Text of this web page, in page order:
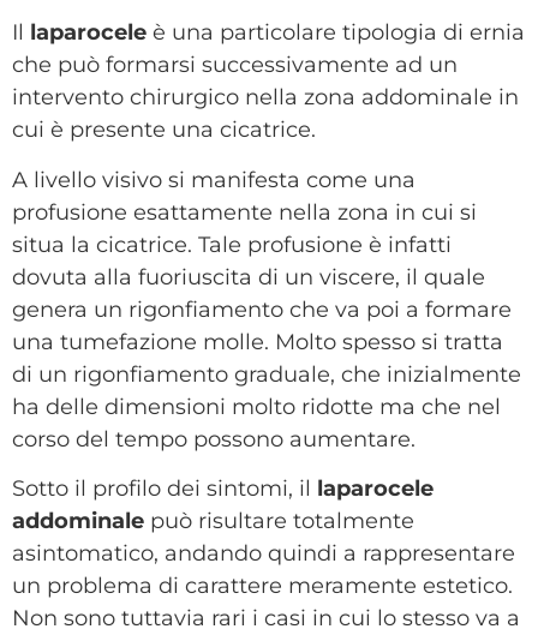
Il laparocele è una particolare tipologia di ernia
che può formarsi successivamente ad un
intervento chirurgico nella zona addominale in
cui è presente una cicatrice.
A livello visivo si manifesta come una
profusione esattamente nella zona in cui si
situa la cicatrice. Tale profusione è infatti
dovuta alla fuoriuscita di un viscere, il quale
genera un rigonfiamento che va poi a formare
una tumefazione molle. Molto spesso si tratta
di un rigonfiamento graduale, che inizialmente
ha delle dimensioni molto ridotte ma che nel
corso del tempo possono aumentare.
Sotto il profilo dei sintomi, il laparocele
addominale può risultare totalmente
asintomatico, andando quindi a rappresentare
un problema di carattere meramente estetico.
Non sono tuttavia rari i casi in cui lo stesso va a